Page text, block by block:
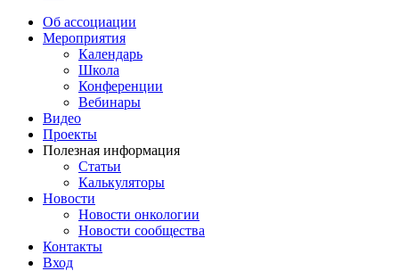
Об ассоциации
Мероприятия
Календарь
Школа
Конференции
Вебинары
Видео
Проекты
Полезная информация
Статьи
Калькуляторы
Новости
Новости онкологии
Новости сообщества
Контакты
Вход